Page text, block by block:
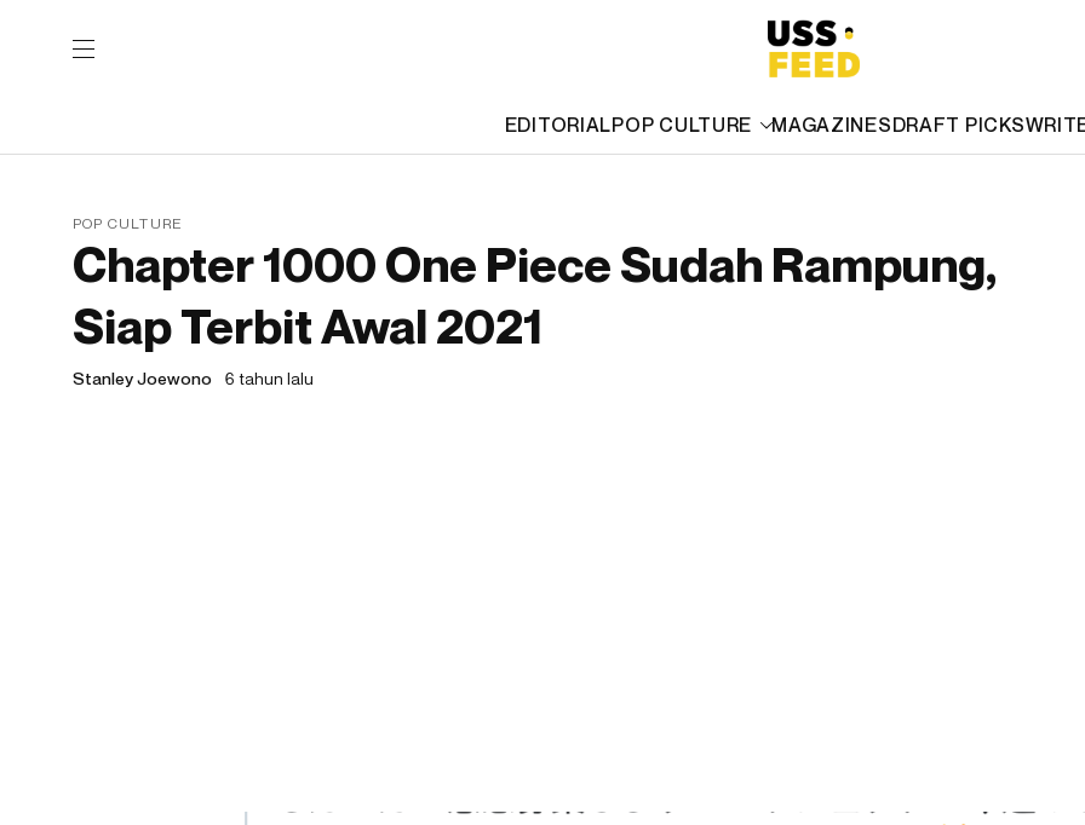
EDITORIALPOP CULTURE MAGAZINESDRAFT PICKS
POP CULTURE
Chapter 1000 One Piece Sudah Rampung,
Siap Terbit Awal 2021
Stanley Joewono 6 tahun lalu